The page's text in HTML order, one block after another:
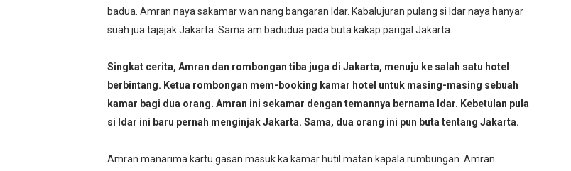
badua. Amran naya sakamar wan nang bangaran Idar. Kabalujuran pulang si Idar naya hanyar
suah jua tajajak Jakarta. Sama am badudua pada buta kakap parigal Jakarta.
Singkat cerita, Amran dan rombongan tiba juga di Jakarta, menuju ke salah satu hotel
berbintang. Ketua rombongan mem-booking kamar hotel untuk masing-masing sebuah
kamar bagi dua orang. Amran ini sekamar dengan temannya bernama Idar. Kebetulan pula
si Idar ini baru pernah menginjak Jakarta. Sama, dua orang ini pun buta tentang Jakarta.
Amran manarima kartu gasan masuk ka kamar hutil matan kapala rumbungan. Amran